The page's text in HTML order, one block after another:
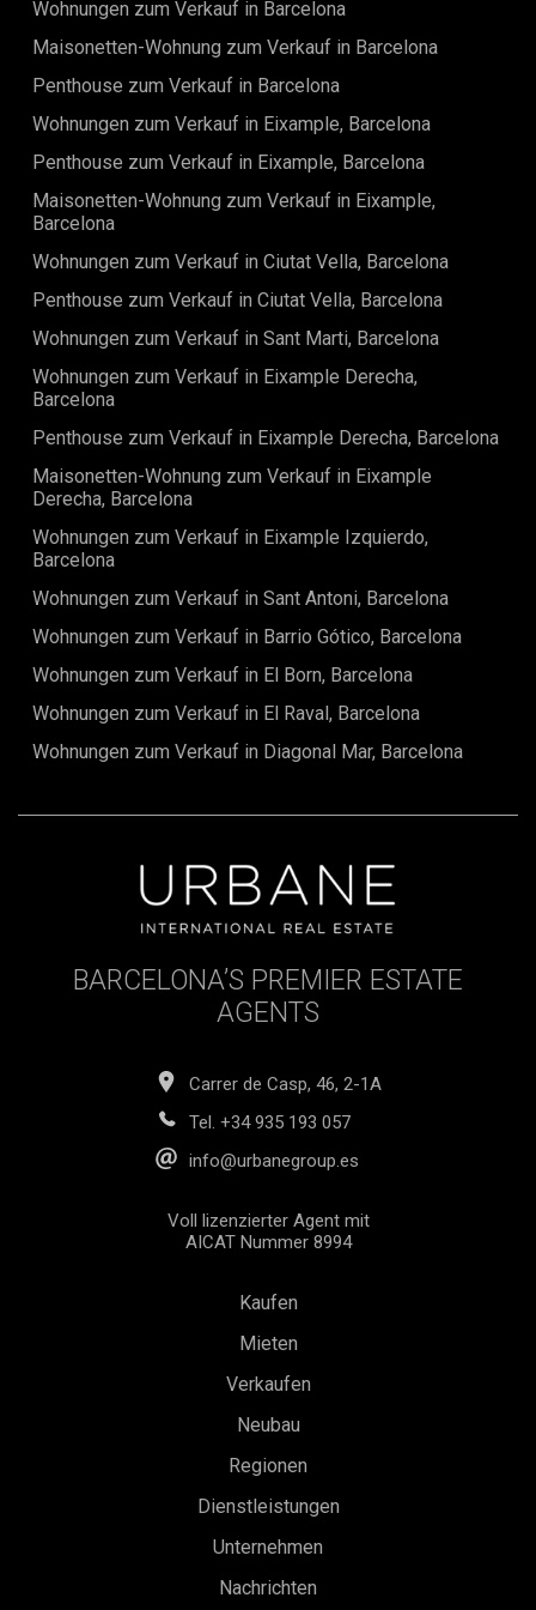
Renderings geben Ihnen die Möglichkeit, sich das
zu visualisieren. Bald wird diese Wohnung bereit sein, Ihnen
eine unvergleichliche Lebensqualität in einem der
begehrtesten Viertel Barcelonas zu bieten.
Badezimmer ist modern und funktional, mit großer Liebe
zum Detail gestaltet. Die Wohnung verfügt auch über ein
in einem der begehrtesten Viertel Barcelonas, dem
Eixample, das für seine breiten Alleen, modernistische
Architektur und die Nähe zu zahlreichen Restaurants,
Geschäften und Grünflächen bekannt ist. Außerdem sind
mit seinen berühmten Wahrzeichen entfernt und in der
Nähe des lebhaften Viertels Gràcia, das einen dynamischen
urbanen Lebensstil bietet.Die Wohnung wird in wenigen
Monaten fertiggestellt sein, und wenn die Renovierungen
abgeschlossen sind, wird sie den Fotos ähneln und eine
historischem Charakter bieten.
Wohnungen zum Verkauf in Barcelona
Maisonetten-Wohnung zum Verkauf in Barcelona
Penthouse zum Verkauf in Barcelona
Wohnungen zum Verkauf in Eixample, Barcelona
Penthouse zum Verkauf in Eixample, Barcelona
Maisonetten-Wohnung zum Verkauf in Eixample,
Barcelona
Wohnungen zum Verkauf in Ciutat Vella, Barcelona
Penthouse zum Verkauf in Ciutat Vella, Barcelona
Wohnungen zum Verkauf in Sant Marti, Barcelona
Wohnungen zum Verkauf in Eixample Derecha,
Barcelona
Penthouse zum Verkauf in Eixample Derecha, Barcelona
Maisonetten-Wohnung zum Verkauf in Eixample
Derecha, Barcelona
Wohnungen zum Verkauf in Eixample Izquierdo,
Barcelona
Wohnungen zum Verkauf in Sant Antoni, Barcelona
Wohnungen zum Verkauf in Barrio Gótico, Barcelona
Wohnungen zum Verkauf in El Born, Barcelona
Wohnungen zum Verkauf in El Raval, Barcelona
Wohnungen zum Verkauf in Diagonal Mar, Barcelona
BARCELONA’S PREMIER ESTATE
AGENTS
Carrer de Casp, 46, 2-1A
Tel. +34 935 193 057
info@urbanegroup.es
Voll lizenzierter Agent mit
AICAT Nummer 8994
Kaufen
Mieten
Verkaufen
Neubau
Regionen
Dienstleistungen
Unternehmen
Nachrichten
Konfiguration speichern